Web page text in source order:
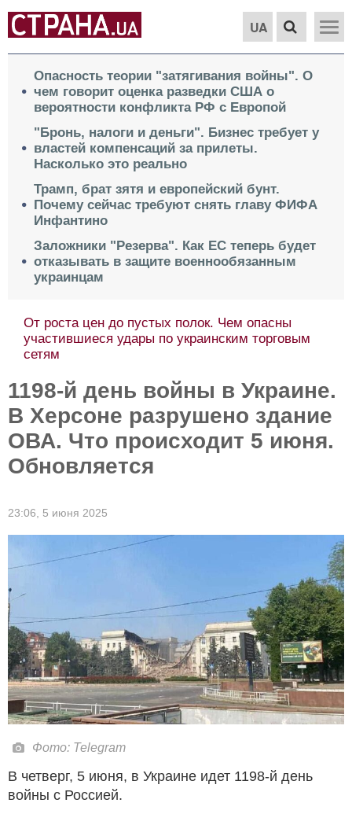
UA
Опасность теории "затягивания войны". О
чем говорит оценка разведки США о
вероятности конфликта РФ с Европой
"Бронь, налоги и деньги". Бизнес требует у
властей компенсаций за прилеты.
Насколько это реально
Трамп, брат зятя и европейский бунт.
Почему сейчас требуют снять главу ФИФА
Инфантино
Заложники "Резерва". Как ЕС теперь будет
отказывать в защите военнообязанным
украинцам
Весь мир отдать за Краматорск. О парадоксе в
условиях завершения войны Москвы и Киева
1198-й день войны в Украине.
В Херсоне разрушено здание
ОВА. Что происходит 5 июня.
Обновляется
23:06, 5 июня 2025
Фото: Telegram
В четверг, 5 июня, в Украине идет 1198-й день
войны с Россией.